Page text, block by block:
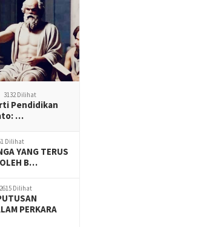
3132 Dilihat
Pendidikan
…
Dilihat
YANG TERUS
B…
2615 Dilihat
PERKARA